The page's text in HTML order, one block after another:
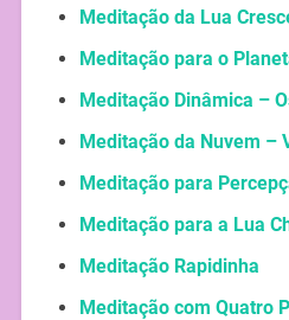
Meditação da Lua
Meditação para o
Meditação Dinâmica –
Meditação da Nuvem –
Meditação para
Meditação para a Lua
Meditação Rapidinha
Meditação com Quatro